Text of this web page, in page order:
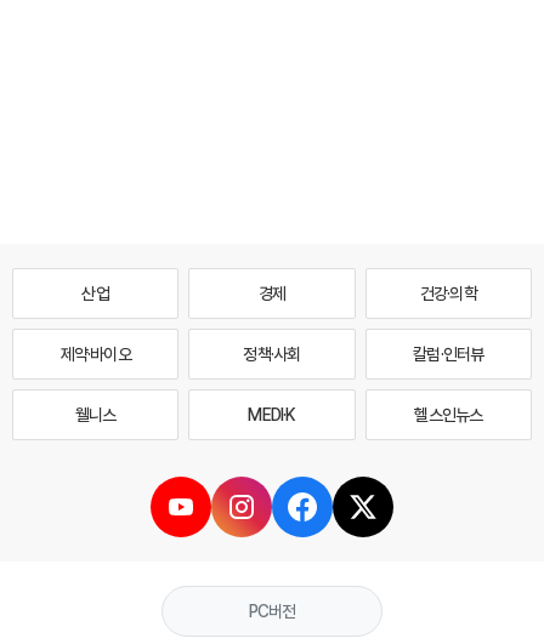
산업 경제 건강·의학
제약·바이오 정책·사회 칼럼·인터뷰
웰니스 MEDI·K 헬스인뉴스
PC버전